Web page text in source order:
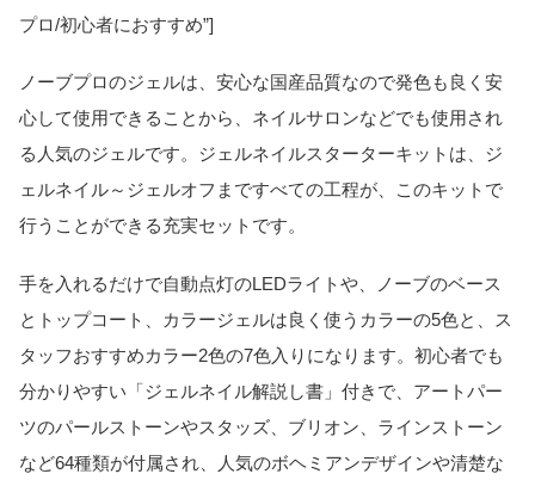
プロ/初心者におすすめ”]
ノーブプロのジェルは、安心な国産品質なので発色も良く安
心して使用できることから、ネイルサロンなどでも使用され
る人気のジェルです。ジェルネイルスターターキットは、ジ
ェルネイル～ジェルオフまですべての工程が、このキットで
行うことができる充実セットです。
手を入れるだけで自動点灯のLEDライトや、ノーブのベース
とトップコート、カラージェルは良く使うカラーの5色と、ス
タッフおすすめカラー2色の7色入りになります。初心者でも
分かりやすい「ジェルネイル解説し書」付きで、アートパー
ツのパールストーンやスタッズ、ブリオン、ラインストーン
など64種類が付属され、人気のボヘミアンデザインや清楚な